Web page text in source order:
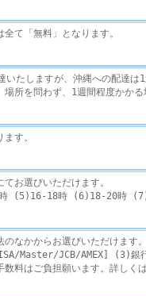
て「無料」となります。
いたしますが、沖縄への配達は
所を問わず、1週間程度かかる
す。
お選びいただけます。
(5)16-18時 (6)18-20時
なかからお選びいただけます。
Master/JCB/AMEX] (3)銀行
料はご負担願います。詳しくは